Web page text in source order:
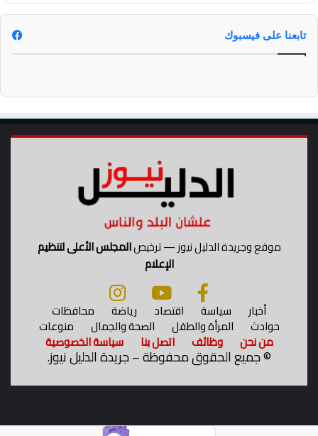
تابعنا على فيسبوك
موقع وجريدة الدليل نيوز — ترخيصالمجلس الأعلى لتنظيم
الإعلام
أخبار سياسة اقتصاد رياضة محافظات
حوادث المرأة والطفل الصحة والجمال منوعات
من نحن وظائف اتصل بنا سياسة الخصوصية
©جميع الحقوق محفوظة – جريدة الدليل نيوز.